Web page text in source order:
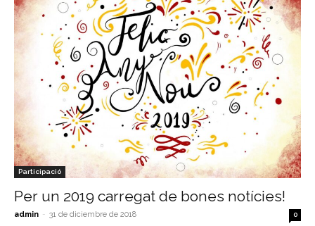
Participació
Per un 2019 carregat de bones notícies!
admin - 31 de diciembre de 2018 0